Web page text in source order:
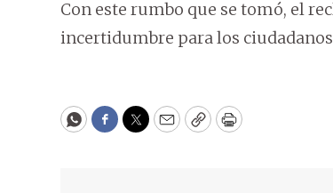
Con este rumbo que se tomó, el
incertidumbre para los
WhatsApp
Facebook
Twitter
EmailCopyPrint